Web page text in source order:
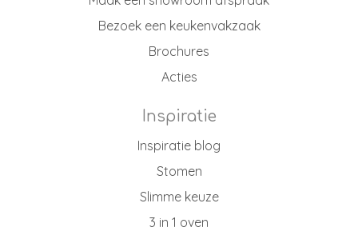
Bezoek een keukenvakzaak
Brochures
Acties
Inspiratie
Inspiratie blog
Stomen
Slimme keuze
3 in 1 oven